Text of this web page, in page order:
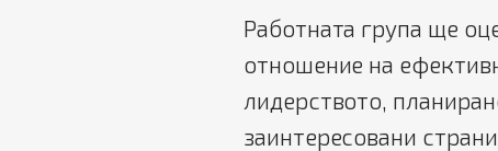
Работната група ще
отношение на
лидерството,
заинтересовани